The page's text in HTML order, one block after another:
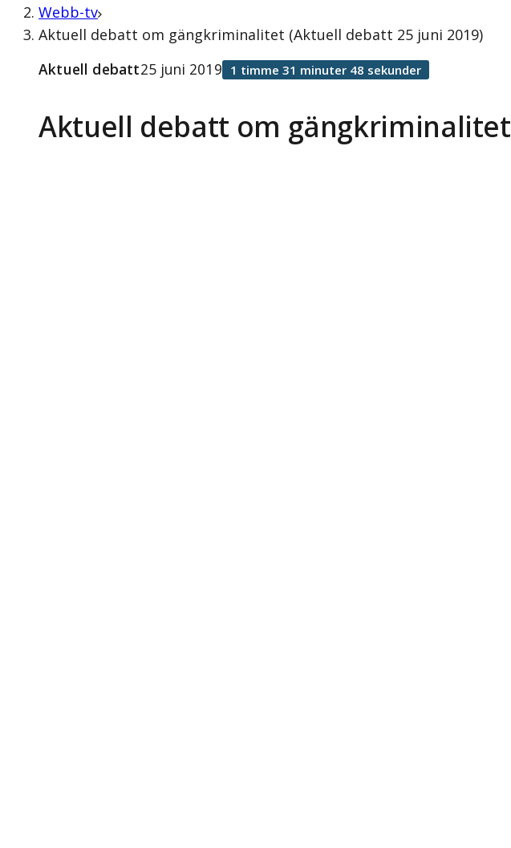
Webb-tv
Aktuell debatt om gängkriminalitet (Aktuell debatt 25 juni 2019)
Aktuell debatt om gängkriminalitet
Aktuell debatt25 juni 2019 1 timme 31 minuter 48 sekunder